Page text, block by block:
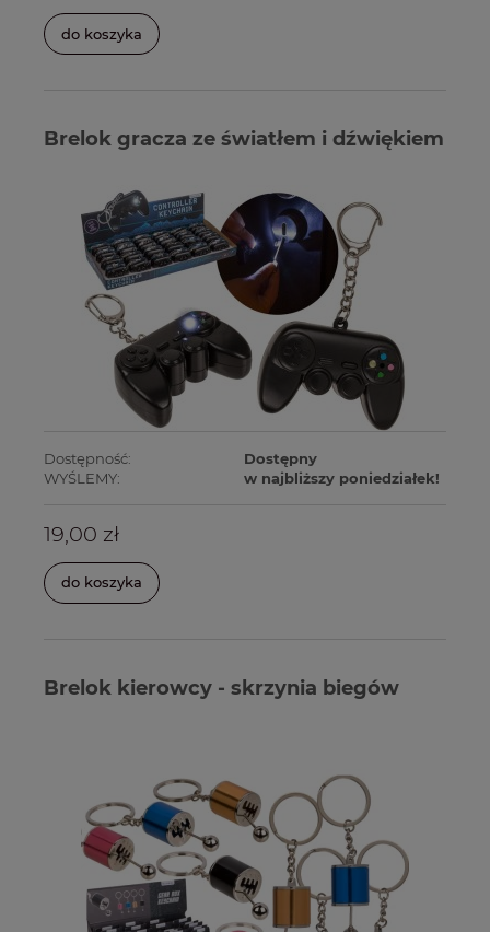
do koszyka
Brelok gracza ze światłem i dźwiękiem
Dostępność:
Dostępny
WYŚLEMY:
w najbliższy poniedziałek!
19,00 zł
do koszyka
Brelok kierowcy - skrzynia biegów